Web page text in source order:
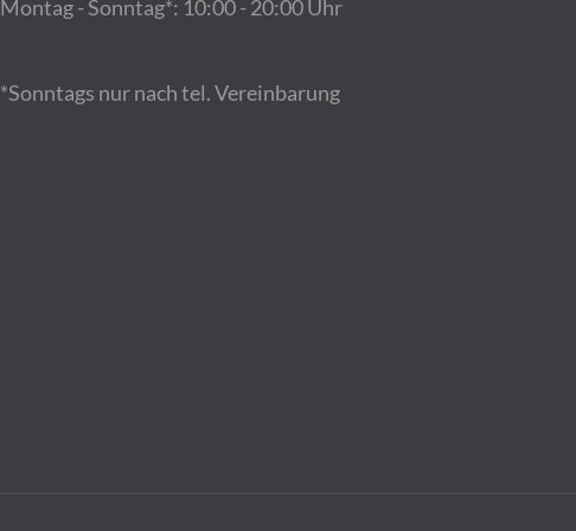
Montag - Sonntag*: 10:00 - 20:00 Uhr
*Sonntags nur nach tel. Vereinbarung